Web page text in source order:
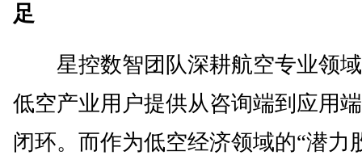
足
星控数智团队深耕航空专业领域
低空产业用户提供从咨询端到应用
闭环。而作为低空经济领域的“潜力